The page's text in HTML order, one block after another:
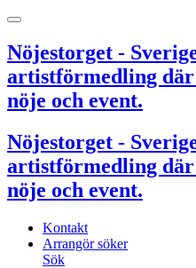
Nöjestorget -
artistförmedling
nöje och event.
Nöjestorget -
artistförmedling
nöje och event.
Kontakt
Arrangör söker
Sök